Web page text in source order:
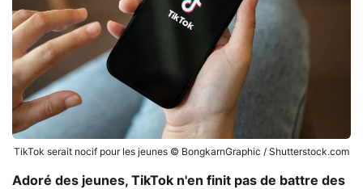
TikTok serait nocif pour les jeunes © BongkarnGraphic / Shutterstock.com
Adoré des jeunes, TikTok n'en finit pas de battre des